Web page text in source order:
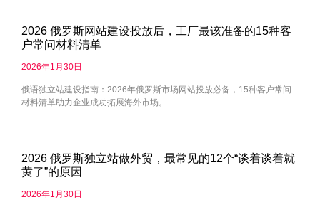
2026 俄罗斯网站建设投放后，工厂最该准备的15种客
户常问材料清单
2026年1月30日
俄语独立站建设指南：2026年俄罗斯市场网站投放必备，15种客户常问
材料清单助力企业成功拓展海外市场。
2026 俄罗斯独立站做外贸，最常见的12个“谈着谈着就
黄了”的原因
2026年1月30日